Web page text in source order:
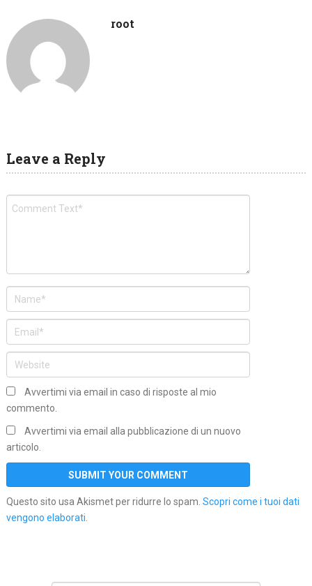
root
Leave a Reply
Avvertimi via email in caso di risposte al mio
commento.
Avvertimi via email alla pubblicazione di un nuovo
articolo.
Questo sito usa Akismet per ridurre lo spam. Scopri come i tuoi dati
vengono elaborati.